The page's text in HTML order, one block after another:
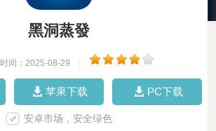
黑洞蒸發
时间：2025-08-29
苹果下载 PC下载
安卓市场，安全绿色